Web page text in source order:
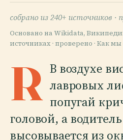
собрано из 240+ источников ·
Основано на Wikidata,
источниках · проверено · Как
R В воздухе
лавровых
попугай
головой, а
высовывается из